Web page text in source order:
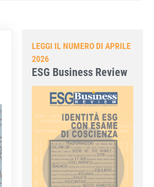
LEGGI IL NUMERO DI APRILE
2026
ESG Business Review